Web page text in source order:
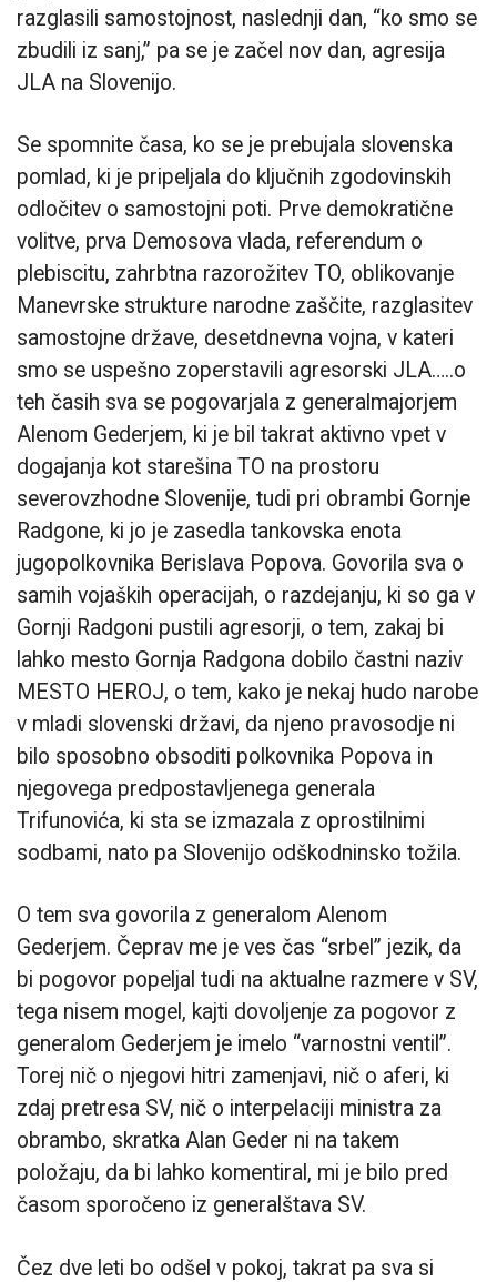
razglasili samostojnost, naslednji dan, “ko smo se
zbudili iz sanj,” pa se je začel nov dan, agresija
JLA na Slovenijo.
Se spomnite časa, ko se je prebujala slovenska
pomlad, ki je pripeljala do ključnih zgodovinskih
odločitev o samostojni poti. Prve demokratične
volitve, prva Demosova vlada, referendum o
plebiscitu, zahrbtna razorožitev TO, oblikovanje
Manevrske strukture narodne zaščite, razglasitev
samostojne države, desetdnevna vojna, v kateri
smo se uspešno zoperstavili agresorski JLA…..o
teh časih sva se pogovarjala z generalmajorjem
Alenom Gederjem, ki je bil takrat aktivno vpet v
dogajanja kot starešina TO na prostoru
severovzhodne Slovenije, tudi pri obrambi Gornje
Radgone, ki jo je zasedla tankovska enota
jugopolkovnika Berislava Popova. Govorila sva o
samih vojaških operacijah, o razdejanju, ki so ga v
Gornji Radgoni pustili agresorji, o tem, zakaj bi
lahko mesto Gornja Radgona dobilo častni naziv
MESTO HEROJ, o tem, kako je nekaj hudo narobe
v mladi slovenski državi, da njeno pravosodje ni
bilo sposobno obsoditi polkovnika Popova in
njegovega predpostavljenega generala
Trifunovića, ki sta se izmazala z oprostilnimi
sodbami, nato pa Slovenijo odškodninsko tožila.
O tem sva govorila z generalom Alenom
Gederjem. Čeprav me je ves čas “srbel” jezik, da
bi pogovor popeljal tudi na aktualne razmere v SV,
tega nisem mogel, kajti dovoljenje za pogovor z
generalom Gederjem je imelo “varnostni ventil”.
Torej nič o njegovi hitri zamenjavi, nič o aferi, ki
zdaj pretresa SV, nič o interpelaciji ministra za
obrambo, skratka Alan Geder ni na takem
položaju, da bi lahko komentiral, mi je bilo pred
časom sporočeno iz generalštava SV.
Čez dve leti bo odšel v pokoj, takrat pa sva si